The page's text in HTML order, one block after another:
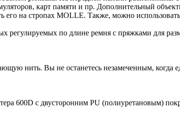
карт памяти и пр. Дополнительный
его на стропах MOLLE. Также, можно
регулируемых по длине ремня с пряжками для
нить. Вы не останетесь незамеченным, когда
600D с двусторонним PU (полиуретановым)